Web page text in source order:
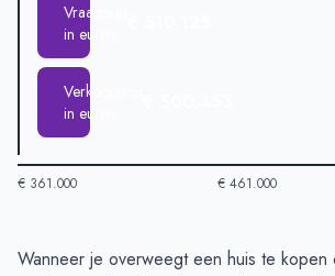
Vraagprijs
in euro's
Verkoopprijs
in euro's
€ 361.000 € 461.000
Huizenprijzen in Harkema- Afgelopen 3
Wanneer je overweegt een huis te kopen